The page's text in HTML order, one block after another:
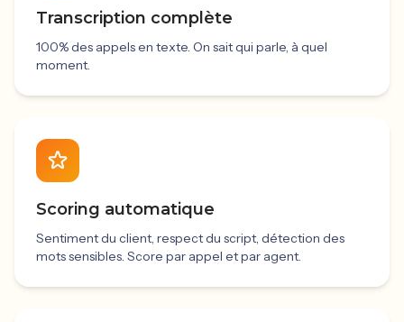
Transcription complète
100% des appels en texte. On sait qui parle, à quel
moment.
Scoring automatique
Sentiment du client, respect du script, détection des
mots sensibles. Score par appel et par agent.